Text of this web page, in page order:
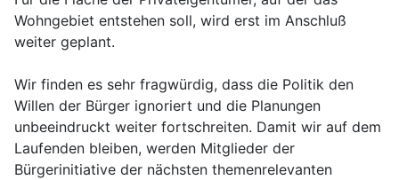
Wohngebiet entstehen soll, wird erst im Anschluß
weiter geplant.
Wir finden es sehr fragwürdig, dass die Politik den
Willen der Bürger ignoriert und die Planungen
unbeeindruckt weiter fortschreiten. Damit wir auf dem
Laufenden bleiben, werden Mitglieder der
Bürgerinitiative der nächsten themenrelevanten